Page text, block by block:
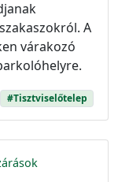
A
várakozó
#Tisztviselőtelep